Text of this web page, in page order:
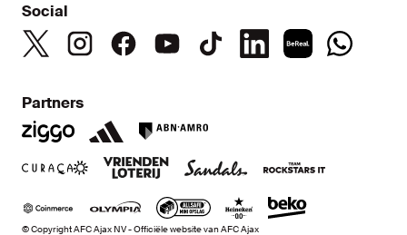
Social
Partners
© Copyright AFC Ajax NV - Officiële website van AFC Ajax